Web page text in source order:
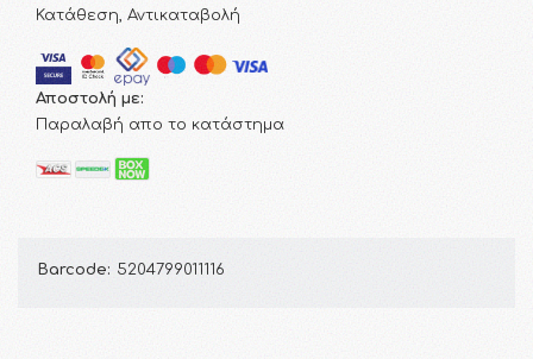
Κατάθεση, Αντικαταβολή
Αποστολή με:
Παραλαβή απο το κατάστημα
Barcode: 5204799011116